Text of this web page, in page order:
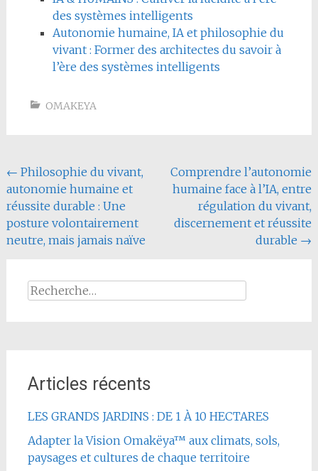
des systèmes intelligents
Autonomie humaine, IA et philosophie du
vivant : Former des architectes du savoir à
l’ère des systèmes intelligents
OMAKEYA
Navigation
de
l'article
← Philosophie du vivant,
autonomie humaine et
réussite durable : Une
posture volontairement
neutre, mais jamais naïve
Comprendre l’autonomie
humaine face à l’IA, entre
régulation du vivant,
discernement et réussite
durable →
Rechercher :
Articles récents
LES GRANDS JARDINS : DE 1 À 10 HECTARES
Adapter la Vision Omakëya™ aux climats, sols,
paysages et cultures de chaque territoire